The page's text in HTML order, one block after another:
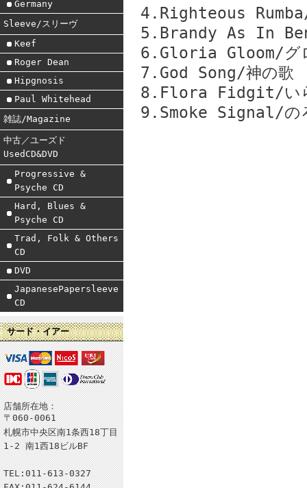
Germany
Sleeve/スリーヴ
Keef
Roger Dean
Hipgnosis
Paul Whitehead
雑誌/Magazine
中古／ユーズド
UsedCD&DVD
Progressive &
Psyche CD
Hard, Blues &
Psyche CD
Trad, Folk & Others
CD
DVD
JapanesePapersleeve
CD
サード・イアー
店舗所在地：
〒060-0061
札幌市中央区南1条西18丁目
1-2 南1西18ビルBF
TEL:011-613-0327
4.Righteous
5.Brandy As In
6.Gloria Gloom/グ
7.God Song/神の歌
8.Flora Fidgit/いら
9.Smoke Signal/の